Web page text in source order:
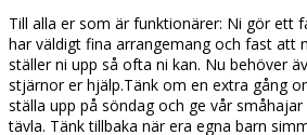
Till alla er som är funktionärer: Ni gör ett
har väldigt fina arrangemang och fast att
ställer ni upp så ofta ni kan. Nu behöver
stjärnor er hjälp.Tänk om en extra gång
ställa upp på söndag och ge vår
tävla. Tänk tillbaka när era egna barn